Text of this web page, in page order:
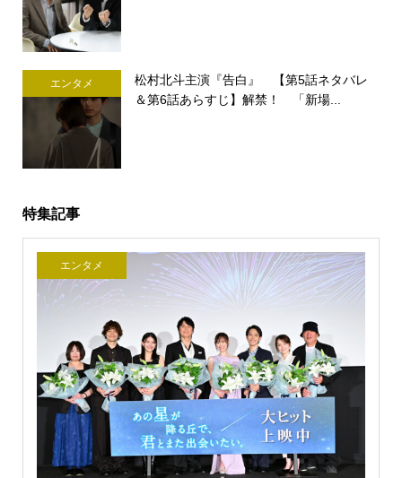
エンタメ
松村北斗主演『告白』 【第5話ネタバレ
＆第6話あらすじ】解禁！ 「新場...
特集記事
エンタメ